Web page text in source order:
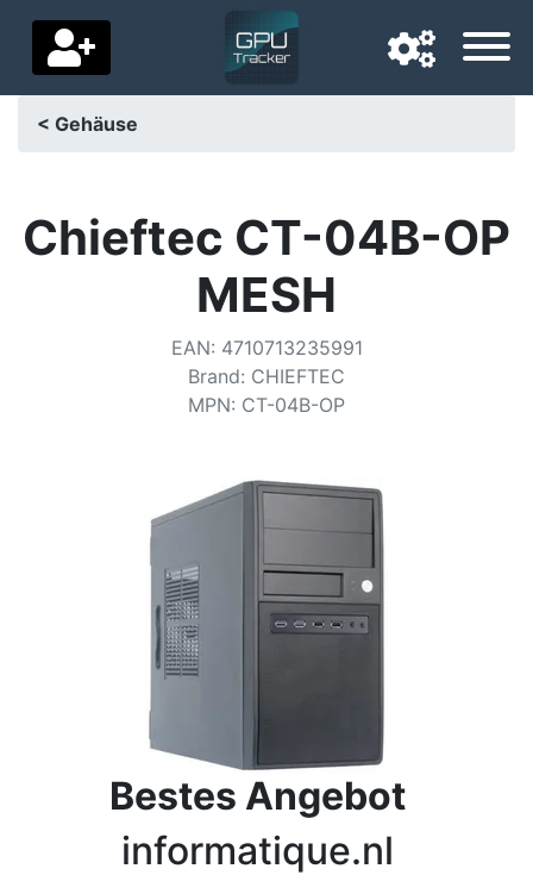
Lieferland
Bedingungen
< Gehäuse
Chieftec CT-04B-OP
MESH
EAN: 4710713235991
Brand: CHIEFTEC
MPN: CT-04B-OP
Bestes Angebot
informatique.nl